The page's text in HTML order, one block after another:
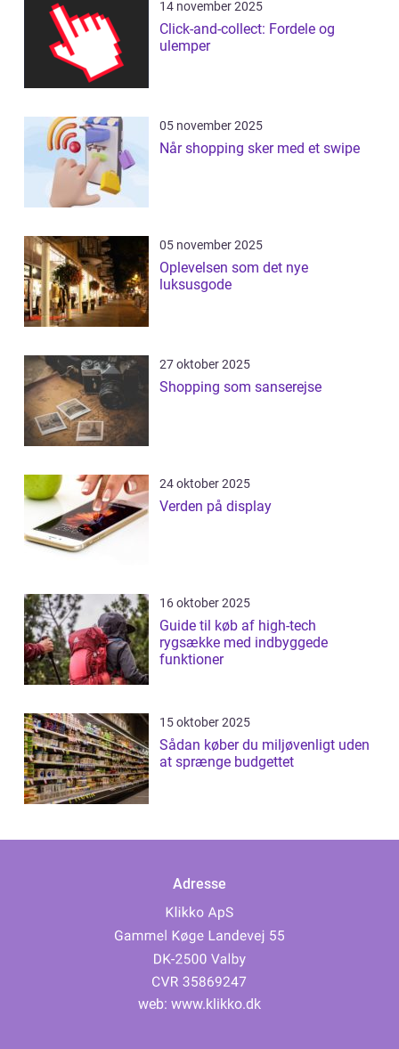
14 november 2025
Click-and-collect: Fordele og
ulemper
05 november 2025
Når shopping sker med et swipe
05 november 2025
Oplevelsen som det nye
luksusgode
27 oktober 2025
Shopping som sanserejse
24 oktober 2025
Verden på display
16 oktober 2025
Guide til køb af high-tech
rygsække med indbyggede
funktioner
15 oktober 2025
Sådan køber du miljøvenligt uden
at sprænge budgettet
Adresse
web: www.klikko.dk